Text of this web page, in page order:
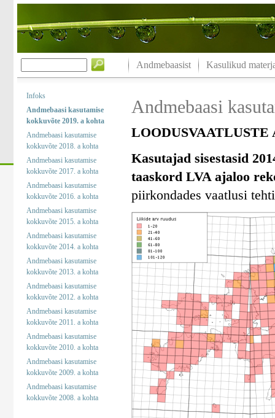
Andmebaasist Kasulikud
Infoks
Andmebaasi kasutamise
kokkuvõte 2019. a kohta
Andmebaasi kasutamise
kokkuvõte 2018. a kohta
Andmebaasi kasutamise
kokkuvõte 2017. a kohta
Andmebaasi kasutamise
kokkuvõte 2016. a kohta
Andmebaasi kasutamise
kokkuvõte 2015. a kohta
Andmebaasi kasutamise
kokkuvõte 2014. a kohta
Andmebaasi kasutamise
kokkuvõte 2013. a kohta
Andmebaasi kasutamise
kokkuvõte 2012. a kohta
Andmebaasi kasutamise
kokkuvõte 2011. a kohta
Andmebaasi kasutamise
kokkuvõte 2010. a kohta
Andmebaasi kasutamise
kokkuvõte 2009. a kohta
Andmebaasi kasutamise
kokkuvõte 2008. a kohta
Andmebaasi
Kasutajad sisestasid
taaskord LVA ajaloo
piirkondades vaatlusi